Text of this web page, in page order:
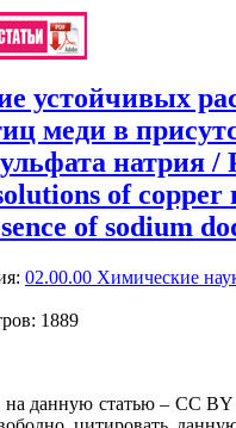
устойчивых
меди в
натрия /
of copper
of sodium
02.00.00 Химические
1889
данную статью – CC BY